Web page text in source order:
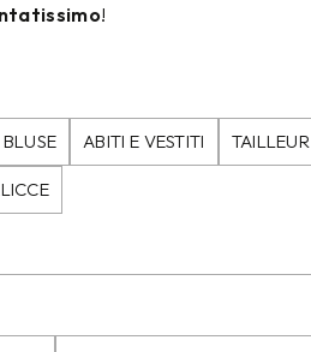
!
ABITI E VESTITI TAILLEUR